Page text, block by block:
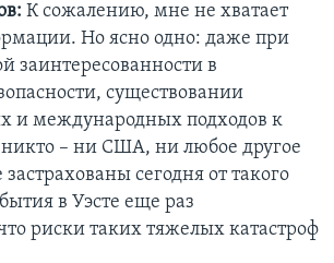
К сожалению, мне не хватает
Но ясно одно: даже при
заинтересованности в
существовании
и международных подходов к
никто – ни США, ни любое другое
застрахованы сегодня от такого
в Уэсте еще раз
риски таких тяжелых катастроф